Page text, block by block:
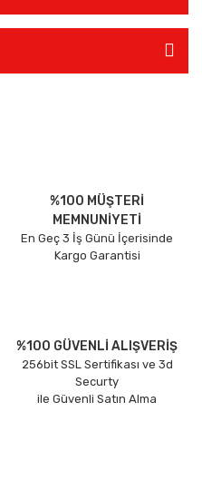
%100 MÜŞTERİ
MEMNUNİYETİ
En Geç 3 İş Günü İçerisinde
Kargo Garantisi
%100 GÜVENLİ ALIŞVERİŞ
256bit SSL Sertifikası ve 3d
Securty
ile Güvenli Satın Alma